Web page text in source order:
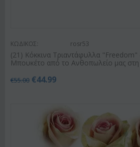
ΚΩΔΙΚΟΣ: rosr53
(21) Κόκκινα Τριαντάφυλλα
Μπουκέτο από το Ανθοπωλείο μας
€55.00 €44.99